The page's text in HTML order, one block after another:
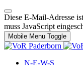
Diese E-Mail-Adresse
muss JavaScript
Mobile Menu Toggle
N-E-W-S